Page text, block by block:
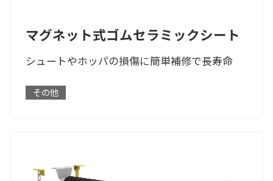
マグネット式ゴムセラミックシート
シュートやホッパの損傷に簡単補修で長寿命
その他